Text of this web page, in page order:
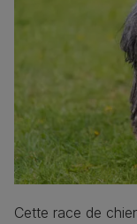
Cette race de